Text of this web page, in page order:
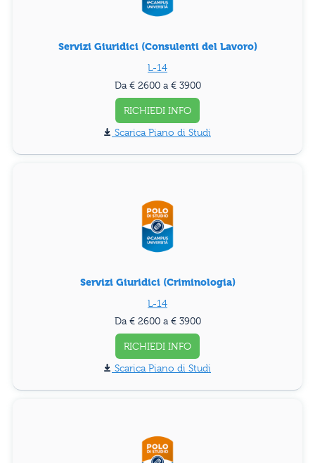
Servizi Giuridici (Consulenti del Lavoro)
L-14
Da € 2600 a € 3900
RICHIEDI INFO
Piano di Studi
Servizi Giuridici (Criminologia)
L-14
Da € 2600 a € 3900
RICHIEDI INFO
Piano di Studi